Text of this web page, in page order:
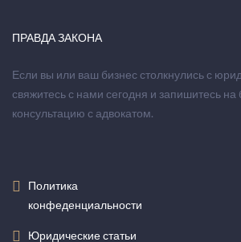
ПРАВДА ЗАКОНА
Если вы или ваш бизнес столкнулись с
свяжитесь с нами сегодня и запишитесь на
консультацию с адвокатом.
Политика
конфеденциальности
Юридические статьи